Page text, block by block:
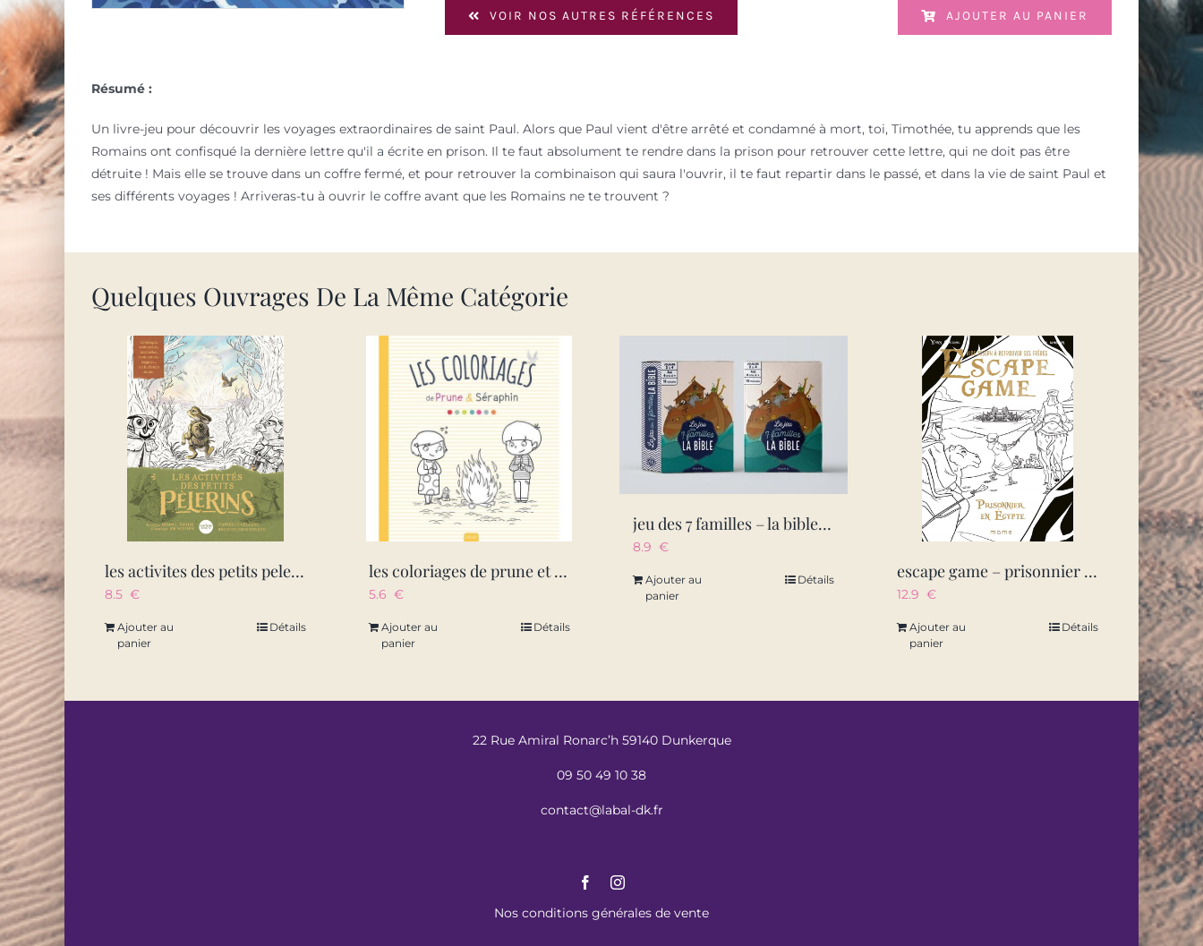
VOIR NOS AUTRES RÉFÉRENCES AJOUTER AU PANIER
Résumé :
Un livre-jeu pour découvrir les voyages extraordinaires de saint Paul. Alors que Paul vient d'être arrêté et condamné à mort, toi, Timothée, tu apprends que les
Romains ont confisqué la dernière lettre qu'il a écrite en prison. Il te faut absolument te rendre dans la prison pour retrouver cette lettre, qui ne doit pas être
détruite ! Mais elle se trouve dans un coffre fermé, et pour retrouver la combinaison qui saura l'ouvrir, il te faut repartir dans le passé, et dans la vie de saint Paul et
ses différents voyages ! Arriveras-tu à ouvrir le coffre avant que les Romains ne te trouvent ?
Quelques Ouvrages De La Même Catégorie
les activites des petits pelerins
8.5 €
Ajouter au
panier
Détails
les coloriages de prune et seraphin
5.6 €
Ajouter au
panier
Détails
jeu des 7 familles – la bible – ne
8.9 €
Ajouter au
panier
Détails escape game – prisonnier en egypte
12.9 €
Ajouter au
panier
Détails
22 Rue Amiral Ronarc’h 59140 Dunkerque
09 50 49 10 38
contact@labal-dk.fr
Nos conditions générales de vente